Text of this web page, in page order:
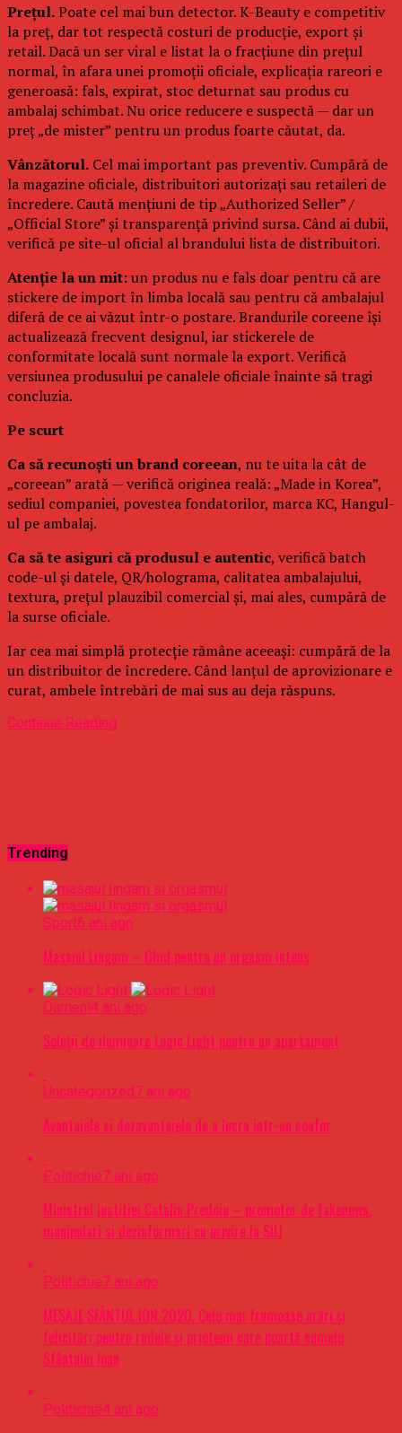
Prețul.Poate cel mai bun detector. K-Beauty e competitiv
la preț, dar tot respectă costuri de producție, export și
retail. Dacă un ser viral e listat la o fracțiune din prețul
normal, în afara unei promoții oficiale, explicația rareori e
generoasă: fals, expirat, stoc deturnat sau produs cu
ambalaj schimbat. Nu orice reducere e suspectă — dar un
preț „de mister” pentru un produs foarte căutat, da.
Vânzătorul. Cel mai important pas preventiv. Cumpără de
la magazine oficiale, distribuitori autorizați sau retaileri de
încredere. Caută mențiuni de tip „Authorized Seller” /
„Official Store” și transparență privind sursa. Când ai dubii,
verifică pe site-ul oficial al brandului lista de distribuitori.
Atenție la un mit:un produs nu e fals doar pentru că are
stickere de import în limba locală sau pentru că ambalajul
diferă de ce ai văzut într-o postare. Brandurile coreene își
actualizează frecvent designul, iar stickerele de
conformitate locală sunt normale la export. Verifică
versiunea produsului pe canalele oficiale înainte să tragi
concluzia.
Pe scurt
Ca să recunoști un brand coreean, nu te uita la cât de
„coreean” arată — verifică originea reală: „Made in Korea”,
sediul companiei, povestea fondatorilor, marca KC, Hangul-
ul pe ambalaj.
Ca să te asiguri că produsul e autentic, verifică batch
code-ul și datele, QR/holograma, calitatea ambalajului,
textura, prețul plauzibil comercial și, mai ales, cumpără de
la surse oficiale.
Iar cea mai simplă protecție rămâne aceeași: cumpără de la
un distribuitor de încredere. Când lanțul de aprovizionare e
curat, ambele întrebări de mai sus au deja răspuns.
Continue Reading
Trending
Sport6 ani ago
Masajul Lingam – Ghid pentru un orgasm intens
Oameni4 ani ago
Soluții de iluminare Logic Light pentru un apartament
Uncategorized7 ani ago
Avantajele si dezavantajele de a lucra intr-un coafor
Politichie7 ani ago
Ministrul justitiei Catalin Predoiu – promotor de fakenews,
manipulari si dezinformari cu privire la SIIJ
Politichie7 ani ago
MESAJE SFÂNTUL ION 2020. Cele mai frumoase urări şi
felicitări pentru rudele şi prietenii care poartă numele
Sfântului Ioan
Politichie4 ani ago